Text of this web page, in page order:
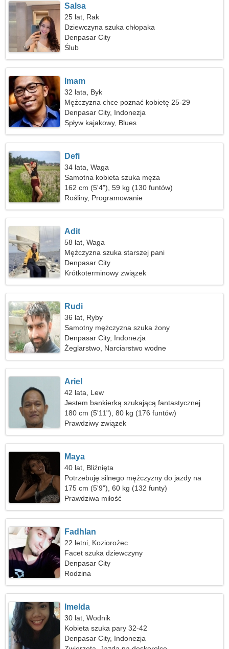
Salsa
25 lat, Rak
Dziewczyna szuka chłopaka
Denpasar City
Ślub
Imam
32 lata, Byk
Mężczyzna chce poznać kobietę 25-29
Denpasar City, Indonezja
Spływ kajakowy, Blues
Defi
34 lata, Waga
Samotna kobieta szuka męża
162 cm (5'4"), 59 kg (130 funtów)
Rośliny, Programowanie
Adit
58 lat, Waga
Mężczyzna szuka starszej pani
Denpasar City
Krótkoterminowy związek
Rudi
36 lat, Ryby
Samotny mężczyzna szuka żony
Denpasar City, Indonezja
Żeglarstwo, Narciarstwo wodne
Ariel
42 lata, Lew
Jestem bankierką szukającą fantastycznej
kobiety
180 cm (5'11"), 80 kg (176 funtów)
Prawdziwy związek
Maya
40 lat, Bliźnięta
Potrzebuję silnego mężczyzny do jazdy na
nartach
175 cm (5'9"), 60 kg (132 funty)
Prawdziwa miłość
Fadhlan
22 letni, Koziorożec
Facet szuka dziewczyny
Denpasar City
Rodzina
Imelda
30 lat, Wodnik
Kobieta szuka pary 32-42
Denpasar City, Indonezja